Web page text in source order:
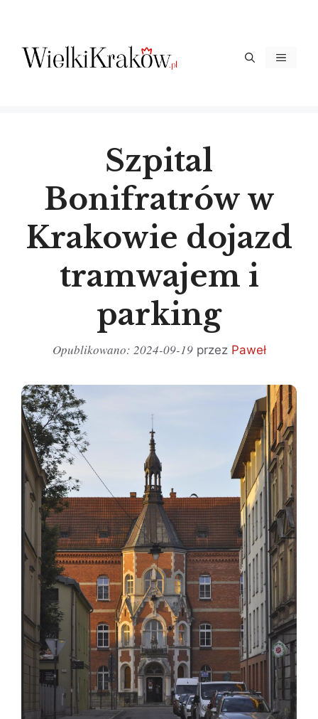
treści
Menu
Szpital
Bonifratrów w
Krakowie dojazd
tramwajem i
parking
2024-09-19 przez Paweł